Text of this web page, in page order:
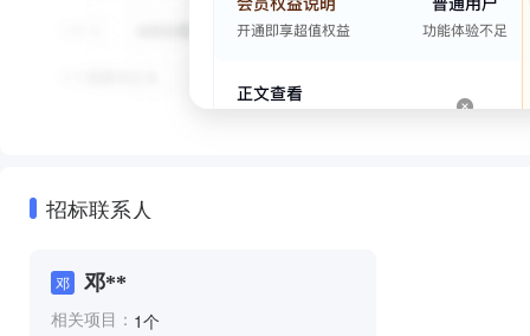
招标联系人
邓 邓**
相关项目： 1个